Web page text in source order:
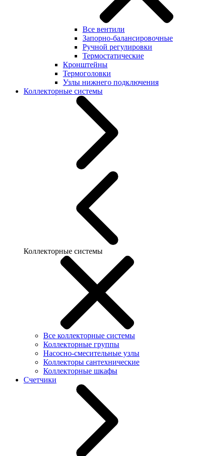
Все вентили
Запорно-балансировочные
Ручной регулировки
Термостатические
Кронштейны
Термоголовки
Узлы нижнего подключения
Коллекторные системы
Коллекторные системы
Все коллекторные системы
Коллекторные группы
Насосно-смесительные узлы
Коллекторы сантехнические
Коллекторные шкафы
Счетчики